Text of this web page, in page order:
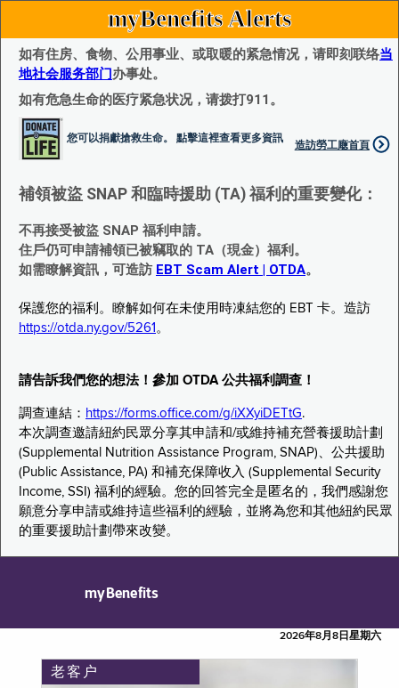
myBenefits Alerts
如有住房、食物、公用事业、或取暖的紧急情况，请即刻联络当
地社会服务部门办事处。
如有危急生命的医疗紧急状况，请拨打911。
您可以捐獻搶救生命。 點擊這裡查看更多資訊
造訪勞工廰首頁
補領被盜 SNAP 和臨時援助 (TA) 福利的重要變化：
不再接受被盜 SNAP 福利申請。
住戶仍可申請補領已被竊取的 TA（現金）福利。
如需瞭解資訊，可造訪 EBT Scam Alert | OTDA。
保護您的福利。瞭解如何在未使用時凍結您的 EBT 卡。造訪
https://otda.ny.gov/5261 。
請告訴我們您的想法！參加 OTDA 公共福利調查！
調查連結： https://forms.office.com/g/iXXyiDETtG.
本次調查邀請紐約民眾分享其申請和/或維持補充營養援助計劃
(Supplemental Nutrition Assistance Program, SNAP)、公共援助
(Public Assistance, PA) 和補充保障收入 (Supplemental Security
Income, SSI) 福利的經驗。您的回答完全是匿名的，我們感謝您
願意分享申請或維持這些福利的經驗，並將為您和其他紐約民眾
的重要援助計劃帶來改變。
myBenefits
2026年8月8日星期六
老客户